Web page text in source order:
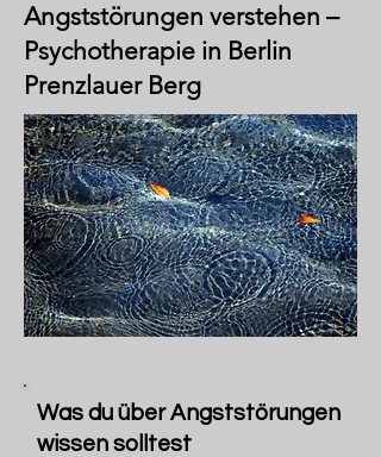
Angststörungen verstehen –
Psychotherapie in Berlin
Prenzlauer Berg
Was du über Angststörungen
wissen solltest